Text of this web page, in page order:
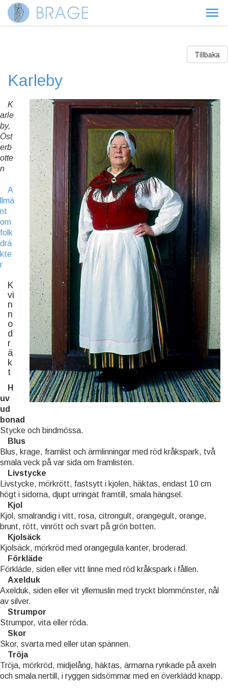
Tillbaka
Karleby
K
arle
by,
Öst
erb
otte
n
A
llmä
nt
om
folk
drä
kte
r
K
vi
n
n
o
d
r
ä
k
t
H
uv
ud
bonad
Stycke och bindmössa.
Blus
Blus, krage, framlist och ärmlinningar med röd kråkspark, två
smala veck på var sida om framlisten.
Livstycke
Livstycke, mörkrött, fastsytt i kjolen, häktas, endast 10 cm
högt i sidorna, djupt urringat framtill, smala hängsel.
Kjol
Kjol, smalrandig i vitt, rosa, citrongult, orangegult, orange,
brunt, rött, vinrött och svart på grön botten.
Kjolsäck
Kjolsäck, mörkröd med orangegula kanter, broderad.
Förkläde
Förkläde, siden eller vitt linne med röd kråkspark i fållen.
Axelduk
Axelduk, siden eller vit yllemuslin med tryckt blommönster, nål
av silver.
Strumpor
Strumpor, vita eller röda.
Skor
Skor, svarta med eller utan spännen.
Tröja
Tröja, mörkröd, midjelång, häktas, ärmarna rynkade på axeln
och smala nertill, i ryggen sidsömmar med en överklädd knapp.